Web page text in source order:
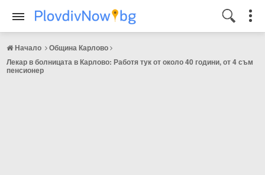
Начало
Община Карлово
Лекар в болницата в Карлово: Работя тук от около 40 години, от 4 съм
пенсионер